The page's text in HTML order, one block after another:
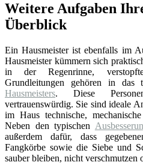
Weitere Aufgaben
Überblick
Ein Hausmeister ist ebenfalls im
Hausmeister kümmern sich
in der Regenrinne,
Grundleitungen gehören in das
Hausmeisters. Diese
vertrauenswürdig. Sie sind ideale
im Haus technische,
Neben den typischen
außerdem dafür, dass
Fangkörbe sowie die Siebe und
sauber bleiben, nicht verschmutzen